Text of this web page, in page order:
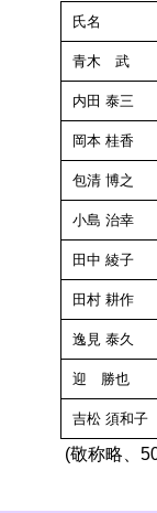
氏名
青木 武
内田 泰三
岡本 桂香
包清 博之
小島 治幸
田中 綾子
田村 耕作
逸見 泰久
迎 勝也
吉松 須和子
(敬称略、